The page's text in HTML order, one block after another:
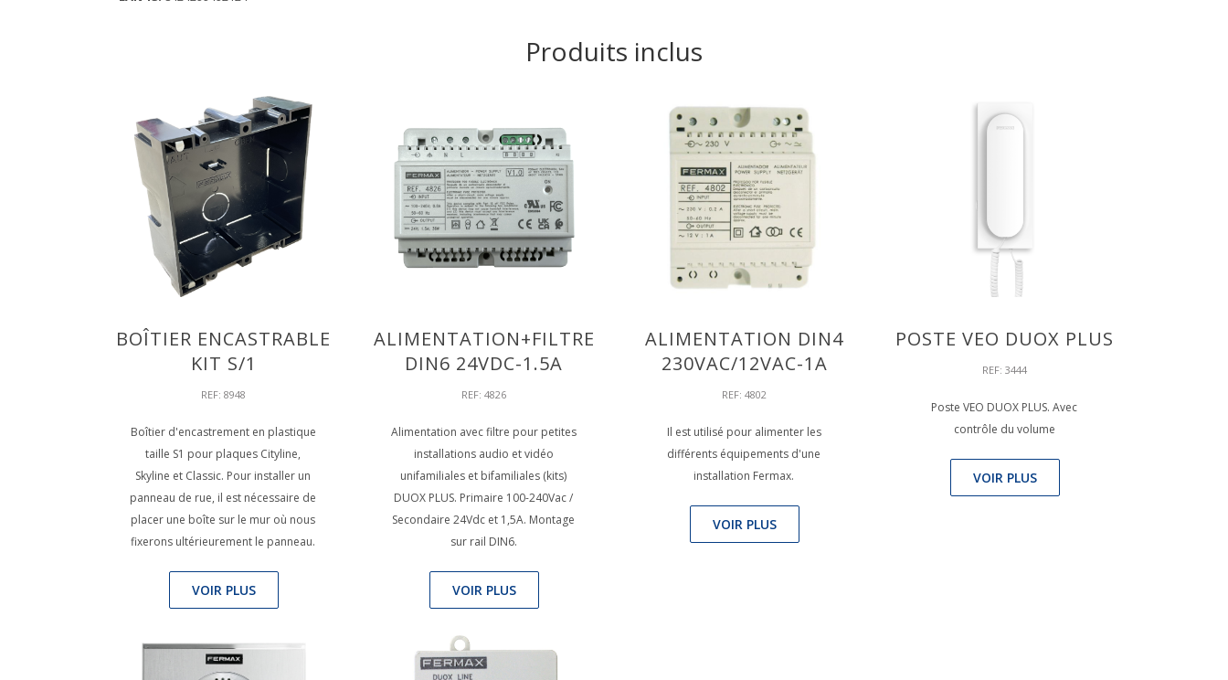
Produits inclus
BOÎTIER ENCASTRABLE
KIT S/1
REF: 8948
Boîtier d'encastrement en plastique
taille S1 pour plaques Cityline,
Skyline et Classic. Pour installer un
panneau de rue, il est nécessaire de
placer une boîte sur le mur où nous
fixerons ultérieurement le panneau.
VOIR PLUS
ALIMENTATION+FILTRE
DIN6 24VDC-1.5A
REF: 4826
Alimentation avec filtre pour petites
installations audio et vidéo
unifamiliales et bifamiliales (kits)
DUOX PLUS. Primaire 100-240Vac /
Secondaire 24Vdc et 1,5A. Montage
sur rail DIN6.
VOIR PLUS
ALIMENTATION DIN4
230VAC/12VAC-1A
REF: 4802
Il est utilisé pour alimenter les
différents équipements d'une
installation Fermax.
VOIR PLUS
POSTE VEO DUOX PLUS
REF: 3444
Poste VEO DUOX PLUS. Avec
contrôle du volume
VOIR PLUS